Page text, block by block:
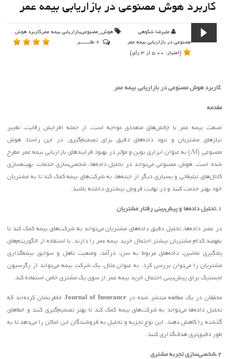
ایمان داشته باش که کوچک‌ترین محبت‌ها از
ضعیف‌ترین حافظه‌ها پاک نمی‌شود
مرکز آموزش تخصصی بازاریابی و فروش
بیمه عمر متن
موفقیت سهم کسانی است که تلاش را
مقدمه آن و صداقت را دلیل استمرارش می
آنقدر خوب بدرخش که نشه دیده نشی
-علیرضا شکوهی
افراد موفق رنجنامه ای دارند که ثمره اش
را موفقیت نامیده اند - علیرضا شکوهی
است . علیرضا شکوهی
هیچ چیز دردنیا تماما اشتباه نیست،حتی یک
ساعت از کار افتاده هم روزی دوبار زمان را
صحیح نشان میدهد.
بیش از آنچه برای موفقیت تلاش می کنی،
بکوش تا فردی با ارزش شوی. آلبرت
اینشتين
موفقیت در متن است
کاربرد هوش مصنوعی در بازاریابی بیمه عمر
علیرضا شکوهی
هوش_مصنوعی,بازاریابی بیمه عمر,کاربرد هوش
مصنوعی در بازاریابی بیمه عمر
(امتیاز: 5.00 از 3 رأی)
کاربرد هوش مصنوعی در بازاریابی بیمه عمر
مقدمه
صنعت بیمه عمر با چالش‌های متعددی مواجه است، از جمله افزایش رقابت، تغییر
نیازهای مشتریان و نبود داده‌های دقیق برای تصمیم‌گیری. در این راستا، هوش
مصنوعی (AI) به عنوان ابزاری نوین و مؤثر در بهبود فرایندهای بازاریابی بیمه عمر مطرح
شده است. هوش مصنوعی می‌تواند در تحلیل داده‌ها، شخصی‌سازی خدمات، بهینه‌سازی
کانال‌های تبلیغاتی و بسیاری دیگر از جنبه‌ها، به شرکت‌های بیمه کمک کند تا به مشتریان
خود بهتر خدمت کنند و در نهایت فروش بیشتری داشته باشند.
1.تحلیل داده‌ها و پیش‌بینی رفتار مشتریان
در عصر داده‌ها، تحلیل دقیق داده‌های مشتریان می‌تواند به شرکت‌های بیمه کمک کند تا
بفهمند کدام مشتریان بیشتر احتمال خرید بیمه عمر را دارند. با استفاده از الگوریتم‌های
یادگیری ماشین، داده‌های مربوط به سن، درآمد، وضعیت تاهل و سوابق بیمه‌گذاری
مشتریان را می‌توان بررسی کرد. به عنوان مثال، یک شرکت بیمه می‌تواند از رگرسیون
لجستیک برای پیش‌بینی احتمال خرید بیمه عمر از سوی یک مشتری خاص استفاده کند.
محققان در یک مطالعه منتشر شده در Journal of Insurance خاطرنشان کرده‌اند که
تحلیل داده‌ها می‌تواند به شرکت‌های بیمه کمک کند تا بهتر تصمیم‌گیری کنند و خطاهای
گذشته را کاهش دهند. این نوع تجزیه و تحلیل به فروشندگان این امکان را می‌دهد تا به
طور دقیق‌تری هدف‌گذاری کنند.
2.شخصی‌سازی تجربه مشتری